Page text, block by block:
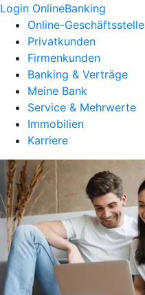
Login OnlineBanking
Online-Geschäftsstelle
Privatkunden
Firmenkunden
Banking & Verträge
Meine Bank
Service & Mehrwerte
Immobilien
Karriere